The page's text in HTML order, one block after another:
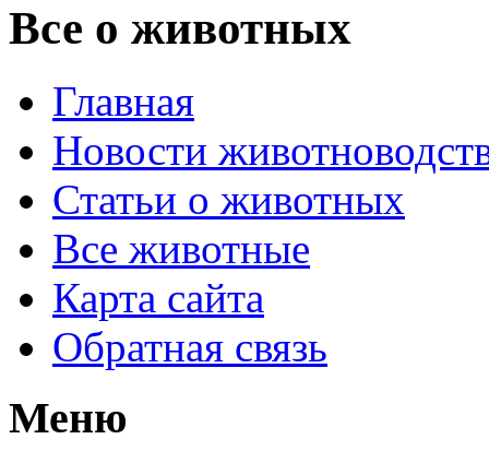
Все о животных
Главная
Новости
Статьи о животных
Все животные
Карта сайта
Обратная связь
Меню